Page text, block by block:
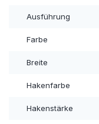
Ausführung
Farbe
Breite
Hakenfarbe
Hakenstärke